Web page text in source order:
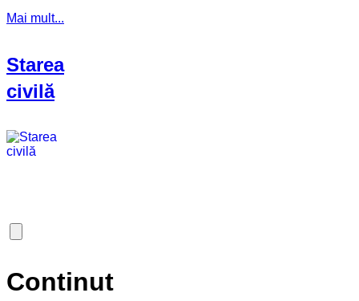
Mai mult...
Starea
civilă
Continut